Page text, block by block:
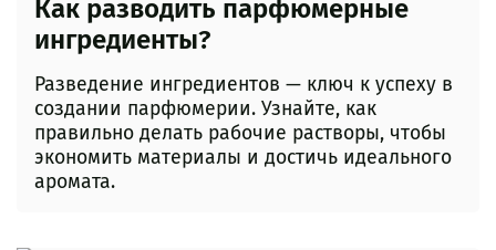
Как разводить парфюмерные
ингредиенты?
Разведение ингредиентов — ключ к успеху в
создании парфюмерии. Узнайте, как
правильно делать рабочие растворы, чтобы
экономить материалы и достичь идеального
аромата.